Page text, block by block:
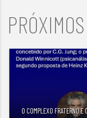
O COMPLEXO FRATERNO